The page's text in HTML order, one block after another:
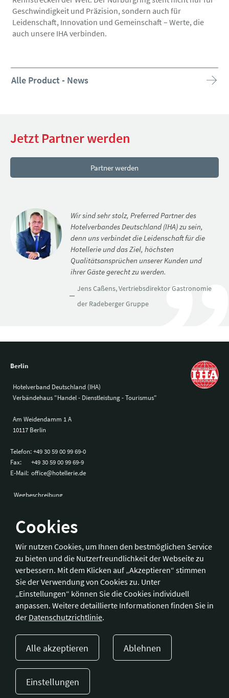
Cookies
Wir nutzen Cookies, um Ihnen den bestmöglichen Service
zu bieten und die Nutzerfreundlichkeit der Webseite zu
verbessern. Mit dem Klicken auf „Akzeptieren“ stimmen
Sie der Verwendung von Cookies zu. Unter
„Einstellungen“ können Sie die Cookies individuell
anpassen. Weitere detaillierte Informationen finden Sie in
der Datenschutzrichtlinie.
Alle akzeptieren Ablehnen
Einstellungen
Geschwindigkeit und Präzision, sondern auch für
Leidenschaft, Innovation und Gemeinschaft – Werte, die
auch unsere IHA verbinden.
Alle Product - News
Jetzt Partner werden
Partner werden
Wir sind sehr stolz, Preferred Partner des
Hotelverbandes Deutschland (IHA) zu sein,
denn uns verbindet die Leidenschaft für die
Hotellerie und das Ziel, höchsten
Qualitätsansprüchen unserer Kunden und
ihrer Gäste gerecht zu werden.
Jens Caßens, Vertriebsdirektor Gastronomie
der Radeberger Gruppe
Berlin
Hotelverband Deutschland (IHA)
Verbändehaus "Handel - Dienstleistung - Tourismus"
Am Weidendamm 1 A
10117 Berlin
Telefon:+49 30 59 00 99 69-0
Fax:
+49 30 59 00 99 69-9
E-Mail: office@hotellerie.de
Wegbeschreibung
Hotelverband Deutschland (IHA) / IHA-Service GmbH
Kronprinzenstraße 37
53173 Bonn
Telefon:
Fax:
+49 228 92 39 29-9
E-Mail:bonn@hotellerie.de
Wegbeschreibung
Presse Kontakt
Cookie-Einstellungen